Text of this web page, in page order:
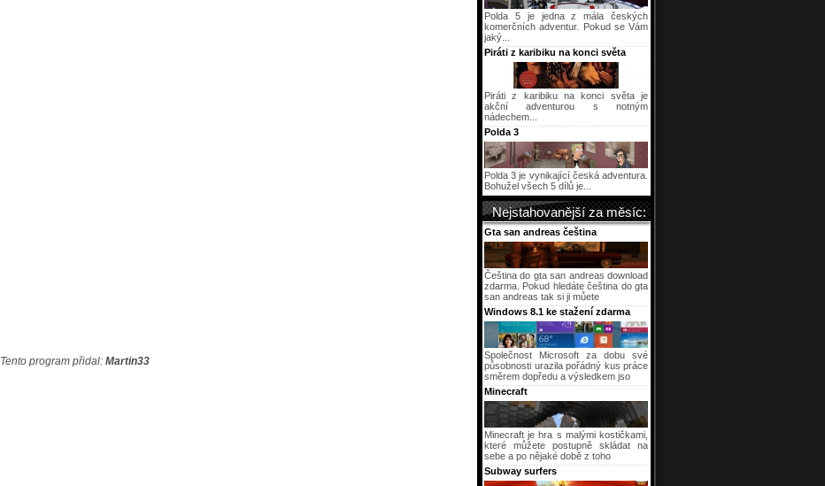
Tento program přidal: Martin33
Polda 5 je jedna z mála českých
komerčních adventur. Pokud se Vám
jaký...
Piráti z karibiku na konci světa
Piráti z karibiku na konci světa je
akční adventurou s notným
nádechem...
Polda 3
Polda 3 je vynikající česká adventura.
Bohužel všech 5 dílů je...
Nejstahovanější za měsíc:
Gta san andreas čeština
Čeština do gta san andreas download
zdarma. Pokud hledáte čeština do gta
san andreas tak si ji můete
Windows 8.1 ke stažení zdarma
Společnost Microsoft za dobu své
působnosti urazila pořádný kus práce
směrem dopředu a výsledkem jso
Minecraft
Minecraft je hra s malými kostičkami,
které můžete postupně skládat na
sebe a po nějaké době z toho
Subway surfers